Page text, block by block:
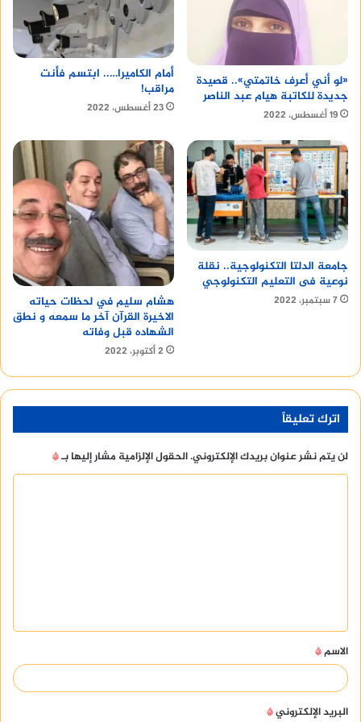
معرفة كل دخائل الأمر، ولديك الشجاعة الكافية لإعادة
تصحيح أخطائك ، حتى لو صعب عليك ذلك.
لو قمت بهذا وعد مني ستكتب اسمك بحروف من نور
وسط سماء الصحافة النظيفة البيضاء.
«لو أني أعرف خاتمتي».. قصيدة
جديدة للكاتبة هيام عبد الناصر
19 أغسطس، 2022
أمام الكاميرا….. ابتسم فأنت
مراقب!
23 أغسطس، 2022
جامعة الدلتا التكنولوجية.. نقلة
نوعية فى التعليم التكنولوجي
7 سبتمبر، 2022
هشام سليم في لحظات حياته
الاخيرة القرآن آخر ما سمعه و نطق
الشهاده قبل وفاته
2 أكتوبر، 2022
اترك تعليقاً
لن يتم نشر عنوان بريدك الإلكتروني.الحقول الإلزامية مشار إليها بـ*
ق
*
الاسم*
البريد الإلكتروني*